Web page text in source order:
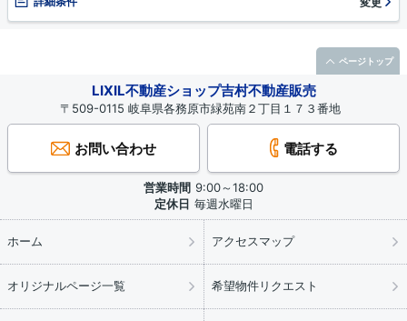
LIXIL不動産ショップ吉村不動産販売
〒509-0115 岐阜県各務原市緑苑南２丁目１７３番地
お問い合わせ 電話する
営業時間 9:00～18:00
定休日 毎週水曜日
ホーム アクセスマップ
オリジナルページ一覧 希望物件リクエスト
ページトップ